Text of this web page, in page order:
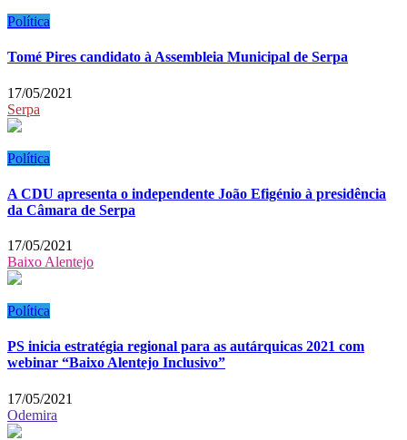
Política
Tomé Pires candidato à Assembleia Municipal de Serpa
17/05/2021
Serpa
Política
A CDU apresenta o independente João Efigénio à presidência
da Câmara de Serpa
17/05/2021
Baixo Alentejo
Política
PS inicia estratégia regional para as autárquicas 2021 com
webinar “Baixo Alentejo Inclusivo”
17/05/2021
Odemira